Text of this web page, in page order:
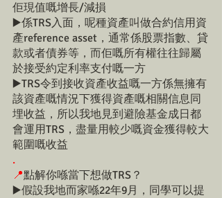
佢現值嘅增長/減損
▶️係TRS入面，呢種資產叫做合約信用資
產reference asset，通常係股票指數、貸
款或者債券等，而佢嘅所有權往往歸屬
於接受約定利率支付嘅一方
▶️TRS令到接收資產收益嘅一方係無擁有
該資產嘅情況下獲得資產嘅相關信息同
埋收益，所以我地見到避險基金成日都
會運用TRS，盡量用較少嘅資金獲得較大
範圍嘅收益
.
📍點解你喺當下想做TRS？
▶️假設我地而家喺22年9月，同學可以提